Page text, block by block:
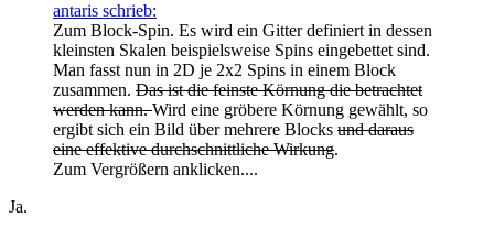
antaris schrieb:
Zum Block-Spin. Es wird ein Gitter definiert in dessen
kleinsten Skalen beispielsweise Spins eingebettet sind.
Man fasst nun in 2D je 2x2 Spins in einem Block
zusammen. Das ist die feinste Körnung die betrachtet
werden kann.Wird eine gröbere Körnung gewählt, so
ergibt sich ein Bild über mehrere Blocks und daraus
eine effektive durchschnittliche Wirkung.
Zum Vergrößern anklicken....
Ja.